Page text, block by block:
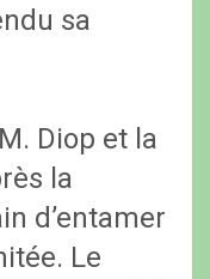
sa
Diop et la
la
d’entamer
Le